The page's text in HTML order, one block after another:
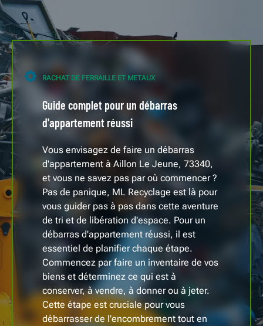
RACHAT DE FERRAILLE ET METAUX
Guide complet pour un débarras
d'appartement réussi
Vous envisagez de faire un débarras
d'appartement à Aillon Le Jeune, 73340,
et vous ne savez pas par où commencer ?
Pas de panique, ML Recyclage est là pour
vous guider pas à pas dans cette aventure
de tri et de libération d'espace. Pour un
débarras d'appartement réussi, il est
essentiel de planifier chaque étape.
Commencez par faire un inventaire de vos
biens et déterminez ce qui est à
conserver, à vendre, à donner ou à jeter.
Cette étape est cruciale pour vous
débarrasser de l'encombrement tout en